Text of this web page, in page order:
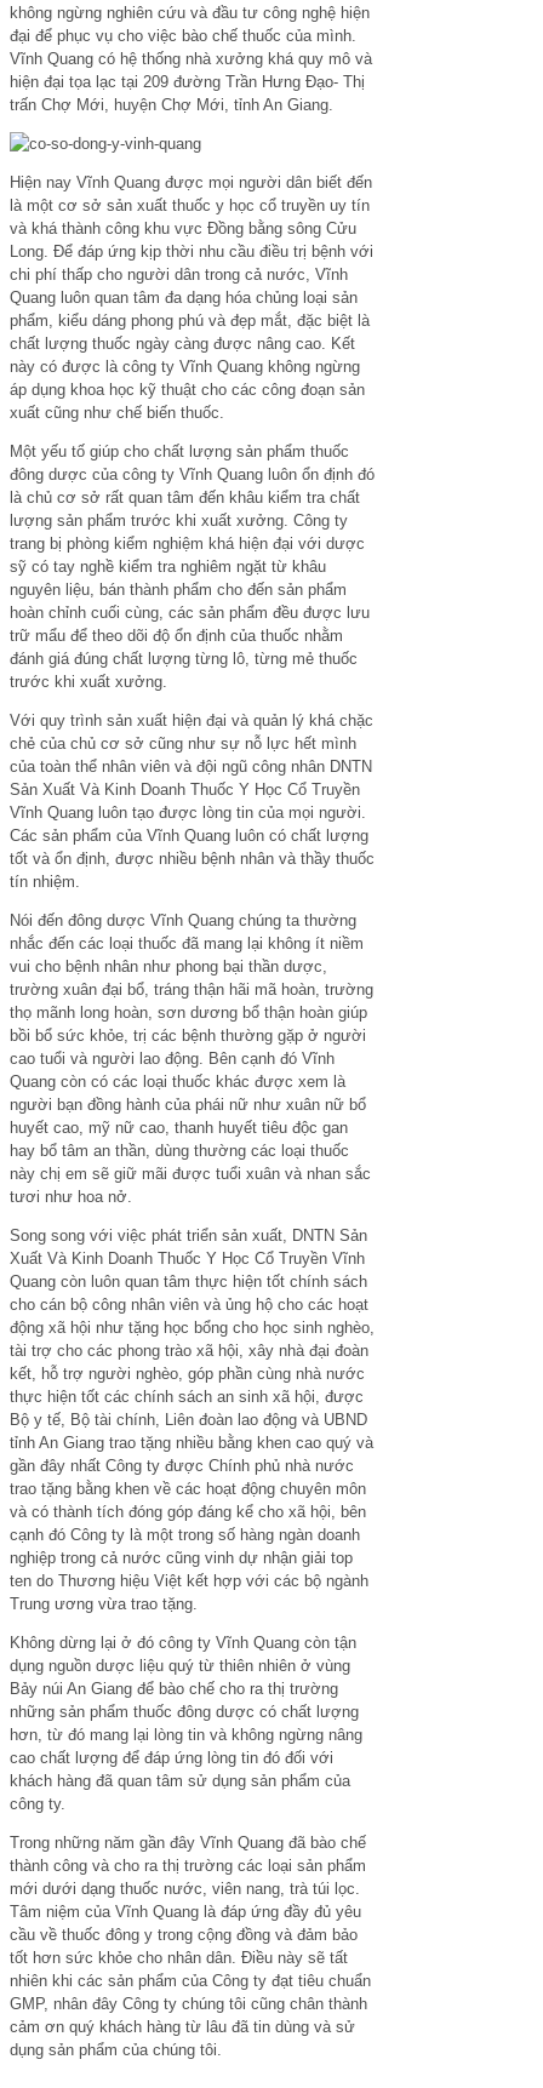
không ngừng nghiên cứu và đầu tư công nghệ hiện
đại để phục vụ cho việc bào chế thuốc của mình.
Vĩnh Quang có hệ thống nhà xưởng khá quy mô và
hiện đại tọa lạc tại 209 đường Trần Hưng Đạo- Thị
trấn Chợ Mới, huyện Chợ Mới, tỉnh An Giang.
Hiện nay Vĩnh Quang được mọi người dân biết đến
là một cơ sở sản xuất thuốc y học cổ truyền uy tín
và khá thành công khu vực Đồng bằng sông Cửu
Long. Để đáp ứng kịp thời nhu cầu điều trị bệnh với
chi phí thấp cho người dân trong cả nước, Vĩnh
Quang luôn quan tâm đa dạng hóa chủng loại sản
phẩm, kiểu dáng phong phú và đẹp mắt, đặc biệt là
chất lượng thuốc ngày càng được nâng cao. Kết
này có được là công ty Vĩnh Quang không ngừng
áp dụng khoa học kỹ thuật cho các công đoạn sản
xuất cũng như chế biến thuốc.
Một yếu tố giúp cho chất lượng sản phẩm thuốc
đông dược của công ty Vĩnh Quang luôn ổn định đó
là chủ cơ sở rất quan tâm đến khâu kiểm tra chất
lượng sản phẩm trước khi xuất xưởng. Công ty
trang bị phòng kiểm nghiệm khá hiện đại với dược
sỹ có tay nghề kiểm tra nghiêm ngặt từ khâu
nguyên liệu, bán thành phẩm cho đến sản phẩm
hoàn chỉnh cuối cùng, các sản phẩm đều được lưu
trữ mẩu để theo dõi độ ổn định của thuốc nhằm
đánh giá đúng chất lượng từng lô, từng mẻ thuốc
trước khi xuất xưởng.
Với quy trình sản xuất hiện đại và quản lý khá chặc
chẻ của chủ cơ sở cũng như sự nỗ lực hết mình
của toàn thể nhân viên và đội ngũ công nhân DNTN
Sản Xuất Và Kinh Doanh Thuốc Y Học Cổ Truyền
Vĩnh Quang luôn tạo được lòng tin của mọi người.
Các sản phẩm của Vĩnh Quang luôn có chất lượng
tốt và ổn định, được nhiều bệnh nhân và thầy thuốc
tín nhiệm.
Nói đến đông dược Vĩnh Quang chúng ta thường
nhắc đến các loại thuốc đã mang lại không ít niềm
vui cho bệnh nhân như phong bại thần dược,
trường xuân đại bổ, tráng thận hãi mã hoàn, trường
thọ mãnh long hoàn, sơn dương bổ thận hoàn giúp
bồi bổ sức khỏe, trị các bệnh thường gặp ở người
cao tuổi và người lao động. Bên cạnh đó Vĩnh
Quang còn có các loại thuốc khác được xem là
người bạn đồng hành của phái nữ như xuân nữ bổ
huyết cao, mỹ nữ cao, thanh huyết tiêu độc gan
hay bổ tâm an thần, dùng thường các loại thuốc
này chị em sẽ giữ mãi được tuổi xuân và nhan sắc
tươi như hoa nở.
Song song với việc phát triển sản xuất, DNTN Sản
Xuất Và Kinh Doanh Thuốc Y Học Cổ Truyền Vĩnh
Quang còn luôn quan tâm thực hiện tốt chính sách
cho cán bộ công nhân viên và ủng hộ cho các hoạt
động xã hội như tặng học bổng cho học sinh nghèo,
tài trợ cho các phong trào xã hội, xây nhà đại đoàn
kết, hỗ trợ người nghèo, góp phần cùng nhà nước
thực hiện tốt các chính sách an sinh xã hội, được
Bộ y tế, Bộ tài chính, Liên đoàn lao động và UBND
tỉnh An Giang trao tặng nhiều bằng khen cao quý và
gần đây nhất Công ty được Chính phủ nhà nước
trao tặng bằng khen về các hoạt động chuyên môn
và có thành tích đóng góp đáng kể cho xã hội, bên
cạnh đó Công ty là một trong số hàng ngàn doanh
nghiệp trong cả nước cũng vinh dự nhận giải top
ten do Thương hiệu Việt kết hợp với các bộ ngành
Trung ương vừa trao tặng.
Không dừng lại ở đó công ty Vĩnh Quang còn tận
dụng nguồn dược liệu quý từ thiên nhiên ở vùng
Bảy núi An Giang để bào chế cho ra thị trường
những sản phẩm thuốc đông dược có chất lượng
hơn, từ đó mang lại lòng tin và không ngừng nâng
cao chất lượng để đáp ứng lòng tin đó đối với
khách hàng đã quan tâm sử dụng sản phẩm của
công ty.
Trong những năm gần đây Vĩnh Quang đã bào chế
thành công và cho ra thị trường các loại sản phẩm
mới dưới dạng thuốc nước, viên nang, trà túi lọc.
Tâm niệm của Vĩnh Quang là đáp ứng đầy đủ yêu
cầu về thuốc đông y trong cộng đồng và đảm bảo
tốt hơn sức khỏe cho nhân dân. Điều này sẽ tất
nhiên khi các sản phẩm của Công ty đạt tiêu chuẩn
GMP, nhân đây Công ty chúng tôi cũng chân thành
cảm ơn quý khách hàng từ lâu đã tin dùng và sử
dụng sản phẩm của chúng tôi.